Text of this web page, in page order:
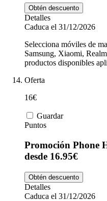
Obtén descuento
Detalles
Caduca el 31/12/2026
Selecciona móviles de
Samsung, Xiaomi,
productos disponibles
Oferta
16€
Guardar
Puntos
Promoción Phone
desde 16.95€
Obtén descuento
Detalles
Caduca el 31/12/2026